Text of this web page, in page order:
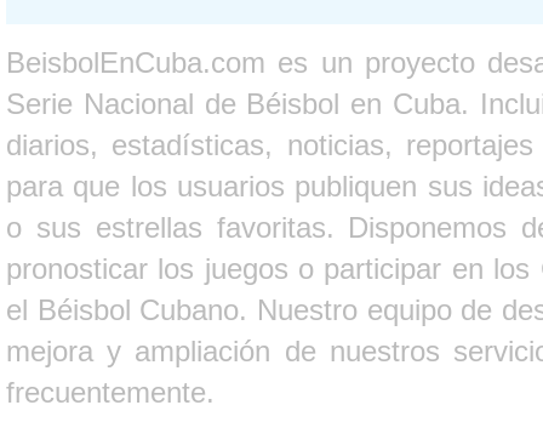
BeisbolEnCuba.com es un proyecto
Serie Nacional de Béisbol en Cuba.
diarios, estadísticas, noticias,
para que los usuarios publiquen sus
o sus estrellas favoritas. Disponemos
pronosticar los juegos o participar en
el Béisbol Cubano. Nuestro equipo de
mejora y ampliación de nuestros
frecuentemente.